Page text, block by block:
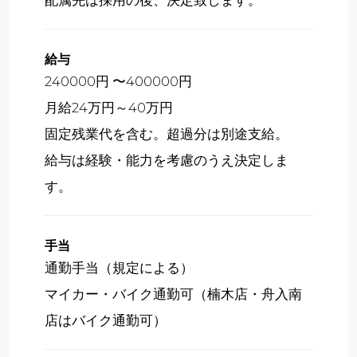
給与
240000円 〜400000円
月給24万円～40万円
固定残業代を含む。超過分は別途支給。
給与は経験・能力を考慮のうえ決定しま
す。
手当
通勤手当（規定による）
マイカー・バイク通勤可（楠木店・舟入南
店はバイク通勤可）